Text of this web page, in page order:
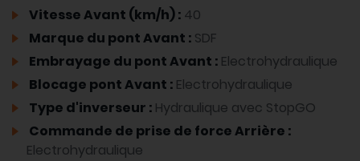
Vitesse Avant (km/h) : 40
Marque du pont Avant : SDF
Embrayage du pont Avant : Electrohydraulique
Blocage pont Avant : Electrohydraulique
Type d'inverseur : Hydraulique avec StopGO
Commande de prise de force Arrière :
Electrohydraulique